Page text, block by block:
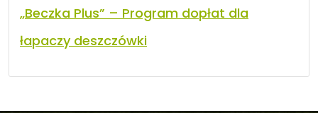
„Beczka Plus” – Program dopłat dla
łapaczy deszczówki